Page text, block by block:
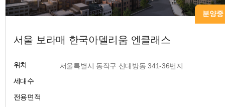
분양중
서울 보라매 한국아델리움 엔클래스
위치
​ 서울특별시 동작구 신대방동 341-36번지
세대수
전용면적